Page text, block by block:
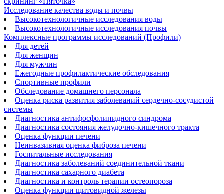
Исследование качества воды и почвы
Высокотехнологичные исследования воды
Высокотехнологичные исследования почвы
Комплексные программы исследований (Профили)
Для детей
Для женщин
Для мужчин
Ежегодные профилактические обследования
Спортивные профили
Обследование домашнего персонала
Оценка риска развития заболеваний сердечно-сосудистой
системы
Диагностика антифосфолипидного синдрома
Диагностика состояния желудочно-кишечного тракта
Оценка функции печени
Неинвазивная оценка фиброза печени
Госпитальные исследования
Диагностика заболеваний соединительной ткани
Диагностика сахарного диабета
Диагностика и контроль терапии остеопороза
Оценка функции щитовидной железы